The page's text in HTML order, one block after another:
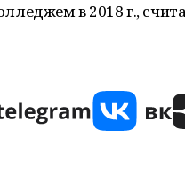
в 2018 г.,